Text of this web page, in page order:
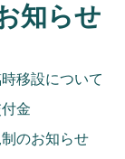
知らせ
移設について
金
のお知らせ